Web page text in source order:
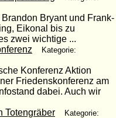
Bryant und Frank-
Eikonal bis zu
zwei wichtige ...
Kategorie:
Konferenz Aktion
Friedenskonferenz am
dabei. Auch wir
Totengräber
Kategorie: